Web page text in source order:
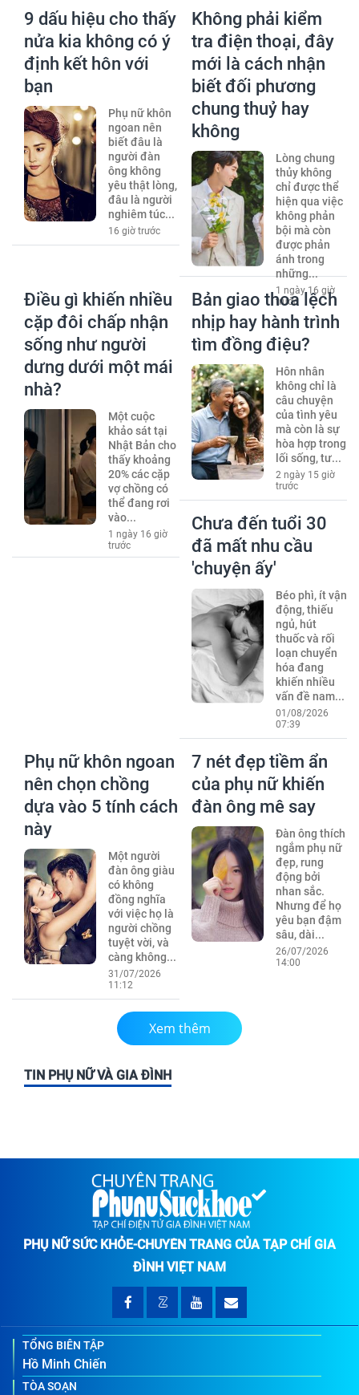
9 dấu hiệu cho thấy
nửa kia không có ý
định kết hôn với
bạn
Phụ nữ khôn
ngoan nên
biết đâu là
người đàn
ông không
yêu thật lòng,
đâu là người
nghiêm túc...
16 giờ trước
Không phải kiểm
tra điện thoại, đây
mới là cách nhận
biết đối phương
chung thuỷ hay
không
Lòng chung
thủy không
chỉ được thể
hiện qua việc
không phản
bội mà còn
được phản
ánh trong
những...
1 ngày 16 giờ
trước
Điều gì khiến nhiều
cặp đôi chấp nhận
sống như người
dưng dưới một mái
nhà?
Một cuộc
khảo sát tại
Nhật Bản cho
thấy khoảng
20% các cặp
vợ chồng có
thể đang rơi
vào...
1 ngày 16 giờ
trước
Bản giao thoa lệch
nhịp hay hành trình
tìm đồng điệu?
Hôn nhân
không chỉ là
câu chuyện
của tình yêu
mà còn là sự
hòa hợp trong
lối sống, tư...
2 ngày 15 giờ
trước
Chưa đến tuổi 30
đã mất nhu cầu
'chuyện ấy'
Béo phì, ít vận
động, thiếu
ngủ, hút
thuốc và rối
loạn chuyển
hóa đang
khiến nhiều
vấn đề nam...
01/08/2026
07:39
Phụ nữ khôn ngoan
nên chọn chồng
dựa vào 5 tính cách
này
Một người
đàn ông giàu
có không
đồng nghĩa
với việc họ là
người chồng
tuyệt vời, và
càng không...
31/07/2026
11:12
7 nét đẹp tiềm ẩn
của phụ nữ khiến
đàn ông mê say
Đàn ông thích
ngắm phụ nữ
đẹp, rung
động bởi
nhan sắc.
Nhưng để họ
yêu bạn đậm
sâu, dài...
26/07/2026
14:00
Xem thêm
TIN PHỤ NỮ VÀ GIA ĐÌNH
PHỤ NỮ SỨC KHỎE-CHUYÊN TRANG CỦA TẠP CHÍ GIA
ĐÌNH VIỆT NAM
TỔNG BIÊN TẬP
Hồ Minh Chiến
TÒA SOẠN